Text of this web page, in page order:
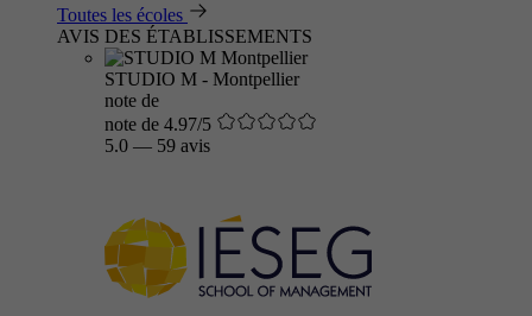
Toutes les écoles
AVIS DES ÉTABLISSEMENTS
STUDIO M - Montpellier
note de
note de 4.97/5
5.0 — 59 avis